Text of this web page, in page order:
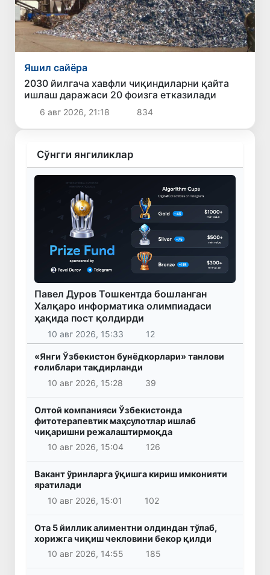
Яшил сайёра
2030 йилгача хавфли чиқиндиларни қайта
ишлаш даражаси 20 фоизга етказилади
6 авг 2026, 21:18 834
Сўнгги янгиликлар
Павел Дуров Тошкентда бошланган
Халқаро информатика олимпиадаси
ҳақида пост қолдирди
10 авг 2026, 15:33 12
«Янги Ўзбекистон бунёдкорлари» танлови
ғолиблари тақдирланди
10 авг 2026, 15:28
39
Олтой компанияси Ўзбекистонда
фитотерапевтик маҳсулотлар ишлаб
чиқаришни режалаштирмоқда
10 авг 2026, 15:04
126
Вакант ўринларга ўқишга кириш имконияти
яратилади
10 авг 2026, 15:01
102
Ота 5 йиллик алиментни олдиндан тўлаб,
хорижга чиқиш чекловини бекор қилди
10 авг 2026, 14:55
185